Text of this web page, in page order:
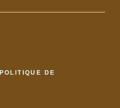
POLITIQUE DE